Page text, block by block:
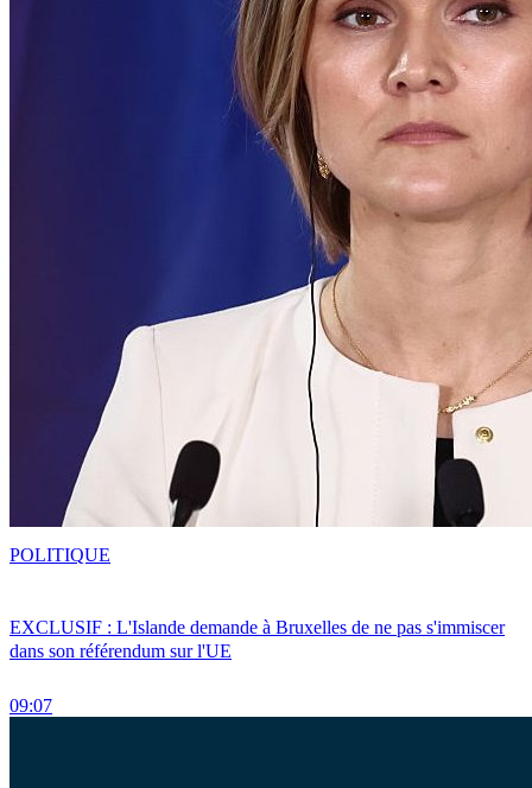
EXCLUSIF : L'Islande demande à Bruxelles de ne pas s'immiscer
dans son référendum sur l'UE
09:07
POLITIQUE